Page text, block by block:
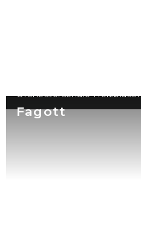
Fagott
Orchesterschule Holzbläser